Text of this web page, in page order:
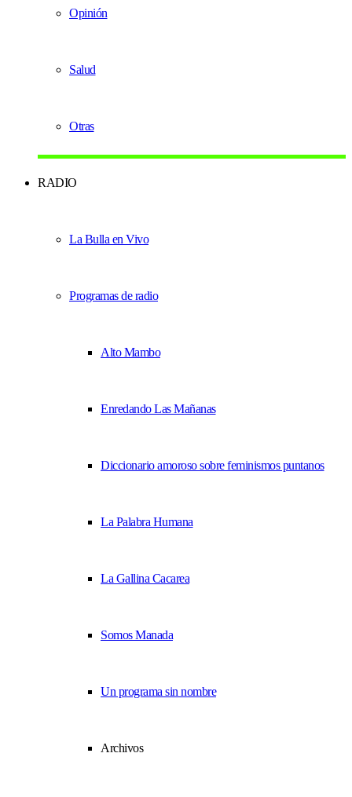
Opinión
Salud
Otras
RADIO
La Bulla en Vivo
Programas de radio
Alto Mambo
Enredando Las Mañanas
Diccionario amoroso sobre feminismos puntanos
La Palabra Humana
La Gallina Cacarea
Somos Manada
Un programa sin nombre
Archivos